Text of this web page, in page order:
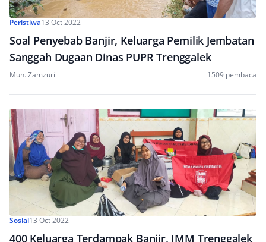
Peristiwa13 Oct 2022
Soal Penyebab Banjir, Keluarga Pemilik Jembatan
Sanggah Dugaan Dinas PUPR Trenggalek
Muh. Zamzuri 1509 pembaca
Sosial13 Oct 2022
400 Keluarga Terdampak Banjir, IMM Trenggalek